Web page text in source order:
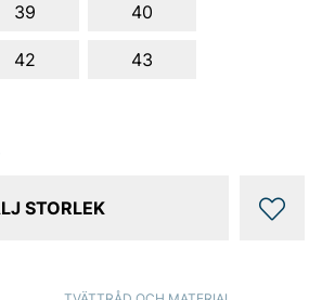
39 40
42 43
STORLEK